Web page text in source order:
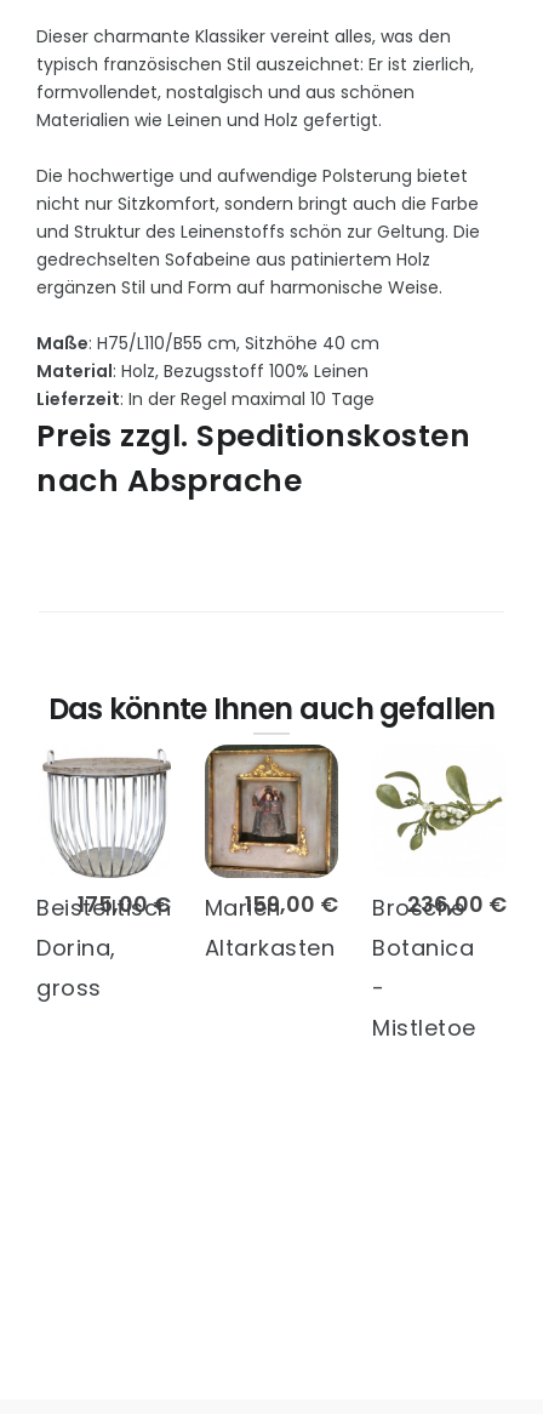
Dieser charmante Klassiker vereint alles, was den
typisch französischen Stil auszeichnet: Er ist zierlich,
formvollendet, nostalgisch und aus schönen
Materialien wie Leinen und Holz gefertigt.
Die hochwertige und aufwendige Polsterung bietet
nicht nur Sitzkomfort, sondern bringt auch die Farbe
und Struktur des Leinenstoffs schön zur Geltung. Die
gedrechselten Sofabeine aus patiniertem Holz
ergänzen Stil und Form auf harmonische Weise.
Maße: H75/L110/B55 cm, Sitzhöhe 40 cm
Material: Holz, Bezugsstoff 100% Leinen
Lieferzeit: In der Regel maximal 10 Tage
Preis zzgl. Speditionskosten
nach Absprache
Das könnte Ihnen auch gefallen
175,00 €
Beistelltisch
Dorina,
gross
159,00 €
Marien
Altarkasten
236,00 €
Brosche
Botanica
-
Mistletoe